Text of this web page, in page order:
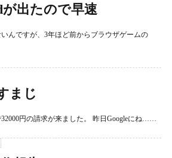
出たので早速
んですが、3年ほど前からブラウザゲームの
まじ
円の請求が来ました。 昨日Googleにね……